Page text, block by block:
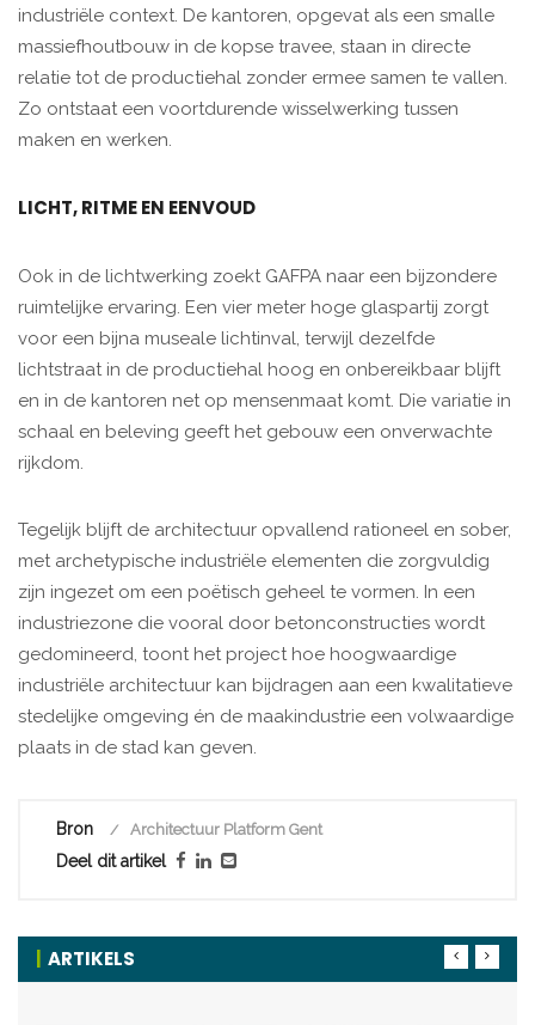
industriële context. De kantoren, opgevat als een smalle
massiefhoutbouw in de kopse travee, staan in directe
relatie tot de productiehal zonder ermee samen te vallen.
Zo ontstaat een voortdurende wisselwerking tussen
maken en werken.
LICHT, RITME EN EENVOUD
Ook in de lichtwerking zoekt GAFPA naar een bijzondere
ruimtelijke ervaring. Een vier meter hoge glaspartij zorgt
voor een bijna museale lichtinval, terwijl dezelfde
lichtstraat in de productiehal hoog en onbereikbaar blijft
en in de kantoren net op mensenmaat komt. Die variatie in
schaal en beleving geeft het gebouw een onverwachte
rijkdom.
Tegelijk blijft de architectuur opvallend rationeel en sober,
met archetypische industriële elementen die zorgvuldig
zijn ingezet om een poëtisch geheel te vormen. In een
industriezone die vooral door betonconstructies wordt
gedomineerd, toont het project hoe hoogwaardige
industriële architectuur kan bijdragen aan een kwalitatieve
stedelijke omgeving én de maakindustrie een volwaardige
plaats in de stad kan geven.
Bron Architectuur Platform Gent
Deel dit artikel
ARTIKELS